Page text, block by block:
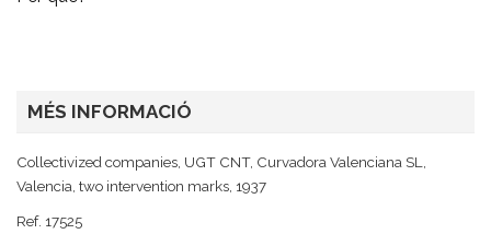
MÉS INFORMACIÓ
Collectivized companies, UGT CNT, Curvadora Valenciana SL,
Valencia, two intervention marks, 1937
Ref. 17525